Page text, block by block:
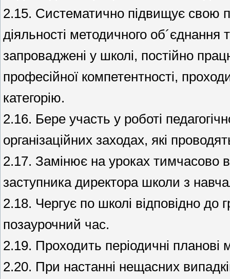
2.15. Систематично підвищує свою
діяльності методичного
запроваджені у школі, постійно
професійної компетентності,
категорію.
2.16. Бере участь у роботі
організаційних заходах, які
2.17. Замінює на уроках тимчасово
заступника директора школи з
2.18. Чергує по школі відповідно до
позаурочний час.
2.19. Проходить періодичні планові
2.20. При настанні нещасних